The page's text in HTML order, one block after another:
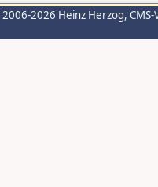
2026 Heinz Herzog,